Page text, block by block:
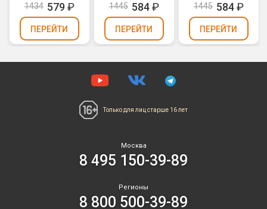
1434 579₽
ПЕРЕЙТИ
1445 584₽
ПЕРЕЙТИ
1445 584₽
ПЕРЕЙТИ
Только для лиц старше 16 лет
Москва
8 495 150-39-89
Регионы
8 800 500-39-89